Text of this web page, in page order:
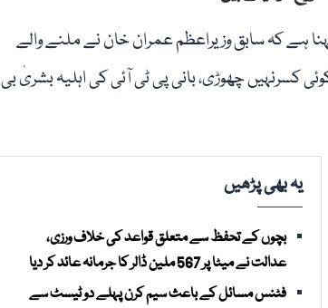
ہے کہ سابق وزیراعظم عمران خان نے ملنے والے
کسرنہیں چھوڑی، بانی پی ٹی آئی کی اہلیہ بشریٰ بی
یہ بھی پڑھیں
بچوں کے تحفظ سے متعلق قواعد کی خلاف ورزی،
عدالت نے میٹا پر 567 ملین ڈالر کا جرمانہ عائد کر دیا
فٹنس مسائل کے باعث سیم کرن پہلے دو ٹیسٹ سے